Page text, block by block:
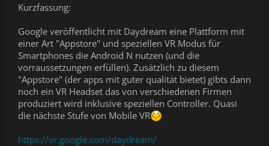
Kurzfassung:
Google veröffentlicht mit Daydream eine Plattform mit
einer Art "Appstore" und speziellen VR Modus für
Smartphones die Android N nutzen (und die
vorraussetzungen erfüllen). Zusätzlich zu diesem
"Appstore" (der apps mit guter qualität bietet) gibts dann
noch ein VR Headset das von verschiedenen Firmen
produziert wird inklusive speziellen Controller. Quasi
die nächste Stufe von Mobile VR
https://vr.google.com/daydream/